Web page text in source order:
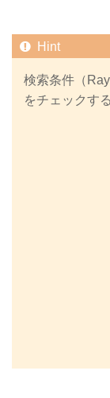
検索条件（
をチェックす